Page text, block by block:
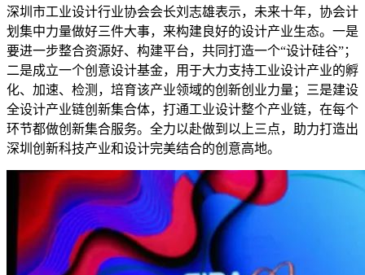
深圳市工业设计行业协会会长刘志雄表示，未来十年，协会计
划集中力量做好三件大事，来构建良好的设计产业生态。一是
要进一步整合资源好、构建平台，共同打造一个“设计硅谷”；
二是成立一个创意设计基金，用于大力支持工业设计产业的孵
化、加速、检测，培育该产业领域的创新创业力量；三是建设
全设计产业链创新集合体，打通工业设计整个产业链，在每个
环节都做创新集合服务。全力以赴做到以上三点，助力打造出
深圳创新科技产业和设计完美结合的创意高地。